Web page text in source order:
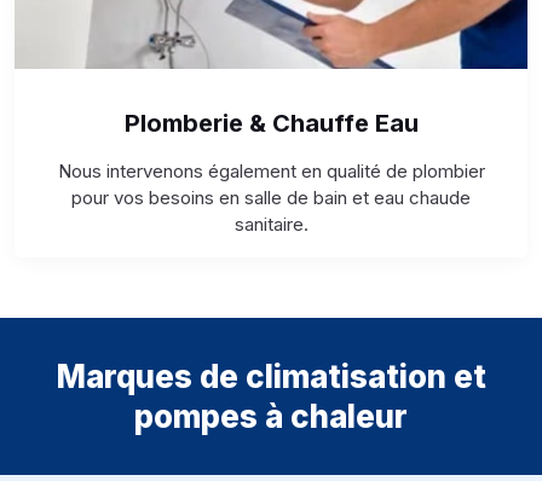
Plomberie & Chauffe Eau
Nous intervenons également en qualité de plombier
pour vos besoins en salle de bain et eau chaude
sanitaire.
Marques de climatisation et
pompes à chaleur